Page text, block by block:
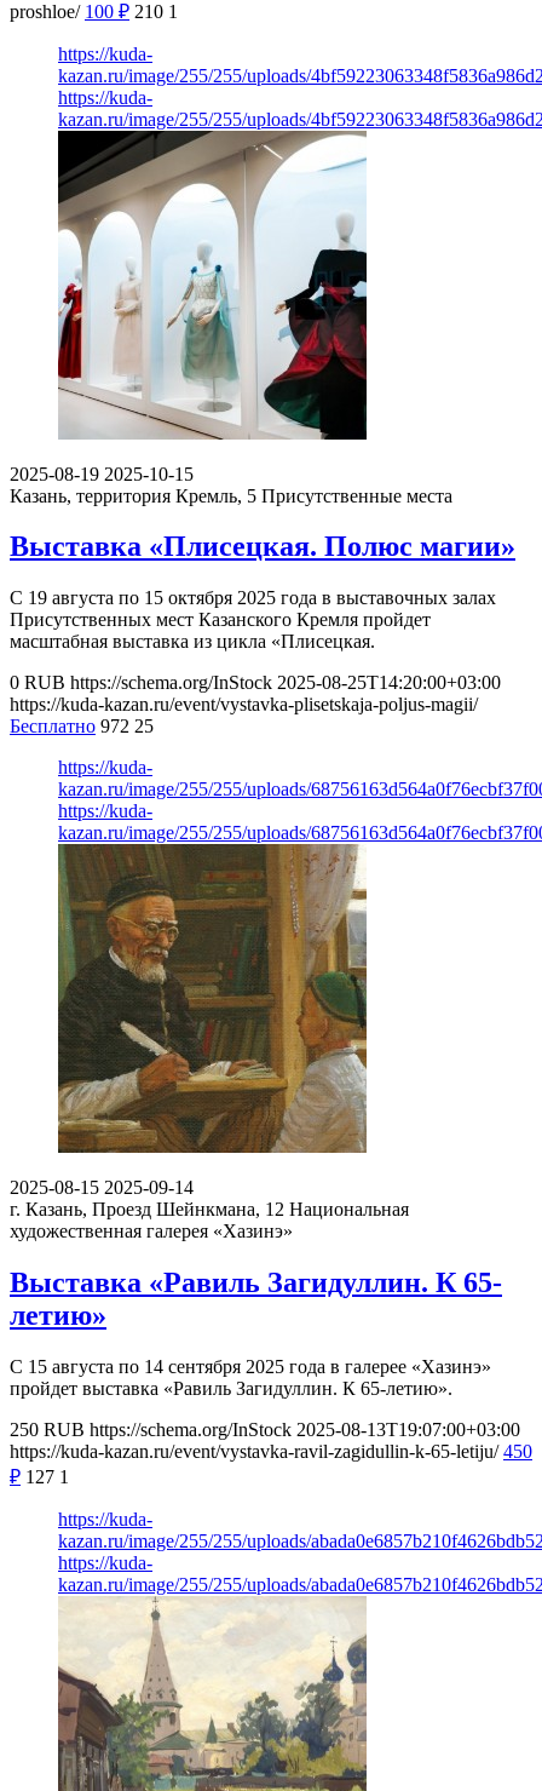
proshloe/ 100 ₽ 210 1
https://kuda-
kazan.ru/image/255/255/uploads/
https://kuda-
kazan.ru/image/255/255/uploads/
2025-08-19 2025-10-15
Казань, территория Кремль, 5 Присутственные места
Выставка «Плисецкая. Полюс магии»
С 19 августа по 15 октября 2025 года в выставочных залах
Присутственных мест Казанского Кремля пройдет
масштабная выставка из цикла «Плисецкая.
0 RUB https://schema.org/InStock 2025-08-25T14:20:00+03:00
https://kuda-kazan.ru/event/vystavka-plisetskaja-poljus-magii/
Бесплатно 972 25
https://kuda-
kazan.ru/image/255/255/uploads/
https://kuda-
kazan.ru/image/255/255/uploads/
2025-08-15 2025-09-14
г. Казань, Проезд Шейнкмана, 12 Национальная
художественная галерея «Хазинэ»
Выставка «Равиль Загидуллин. К 65-
летию»
С 15 августа по 14 сентября 2025 года в галерее «Хазинэ»
пройдет выставка «Равиль Загидуллин. К 65-летию».
250 RUB https://schema.org/InStock 2025-08-13T19:07:00+03:00
https://kuda-kazan.ru/event/vystavka-ravil-zagidullin-k-65-letiju/ 450
₽ 127 1
https://kuda-
kazan.ru/image/255/255/uploads/
https://kuda-
kazan.ru/image/255/255/uploads/